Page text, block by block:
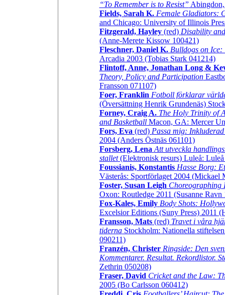
“To Remember is to Resist”
Fields, Sarah K. Female Gladiators:
and Chicago: University of Illinois
Fitzgerald, Hayley(red) Disability
(Anne-Merete Kissow 100421)
Fleschner, Daniel K. Bulldogs on Ice:
Arcadia 2003 (Tobias Stark 041214)
Flintoff, Anne, Jonathan Long &
Theory, Policy and Participation
Fransson 071107)
Foer, Franklin Fotboll förklarar
(Översättning Henrik Grundenäs)
Forney, Craig A. The Holy Trinity of
and BasketballMacon, GA: Mercer
Fors, Eva (red) Passa mig:
2004 (Anders Östnäs 061101)
Forsberg, Lena Att utveckla
stallet(Elektronisk resurs) Luleå:
Foussianis, Konstantis Hasse Borg:
Västerås: Sportförlaget 2004 (Mickael
Foster, Susan Leigh Choreographing
Oxon: Routledge 2011 (Susanne Ravn
Fox-Kales, Emily Body Shots:
Excelsior Editions (Suny Press) 2011
Fransson, Mats(red) Travet i våra
tidernaStockholm: Nationella
090211)
Franzén, Christer Ringside: Den
Kommentarer. Resultat. Rekordlistor.
Zethrin 050208)
Fraser, David Cricket and the Law:
2005 (Bo Carlsson 060412)